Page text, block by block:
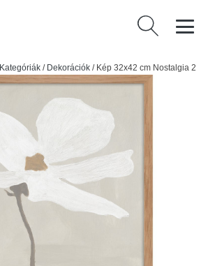
Keresés:
Kategóriák / Dekorációk / Kép 32x42 cm Nostalgia 2